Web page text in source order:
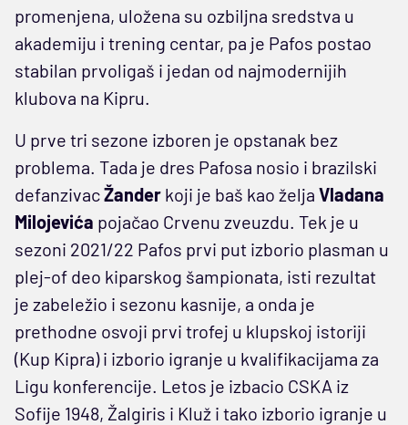
promenjena, uložena su ozbiljna sredstva u
akademiju i trening centar, pa je Pafos postao
stabilan prvoligaš i jedan od najmodernijih
klubova na Kipru.
U prve tri sezone izboren je opstanak bez
problema. Tada je dres Pafosa nosio i brazilski
defanzivacŽander koji je baš kao želja Vladana
Milojevića pojačao Crvenu zveuzdu. Tek je u
sezoni 2021/22 Pafos prvi put izborio plasman u
plej-of deo kiparskog šampionata, isti rezultat
je zabeležio i sezonu kasnije, a onda je
prethodne osvoji prvi trofej u klupskoj istoriji
(Kup Kipra) i izborio igranje u kvalifikacijama za
Ligu konferencije. Letos je izbacio CSKA iz
Sofije 1948, Žalgiris i Kluž i tako izborio igranje u